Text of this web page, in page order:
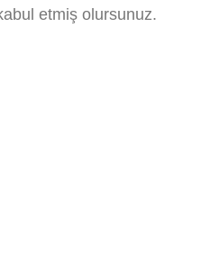
etmiş olursunuz.